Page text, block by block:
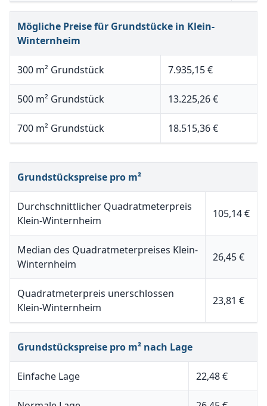
Mögliche Preise für Grundstücke in Klein-
Winternheim
300 m² Grundstück 7.935,15 €
500 m² Grundstück 13.225,26 €
700 m² Grundstück 18.515,36 €
Grundstückspreise pro m²
Durchschnittlicher Quadratmeterpreis
Klein-Winternheim
105,14 €
Median des Quadratmeterpreises Klein-
Winternheim
26,45 €
Quadratmeterpreis unerschlossen
Klein-Winternheim
23,81 €
Grundstückspreise pro m² nach Lage
Einfache Lage 22,48 €